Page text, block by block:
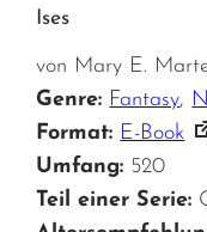
Ises
von Mary E.
Genre: Fantasy,
Format: E-Book
Umfang: 520
Teil einer Serie: